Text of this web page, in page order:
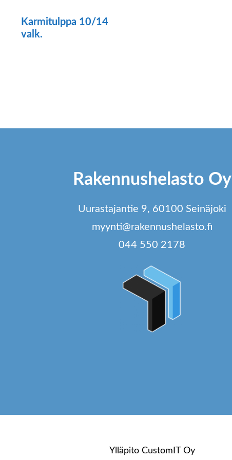
Karmitulppa 10/14
valk.
Rakennushelasto Oy
Uurastajantie 9, 60100 Seinäjoki
myynti@rakennushelasto.fi
044 550 2178
Ylläpito CustomIT Oy